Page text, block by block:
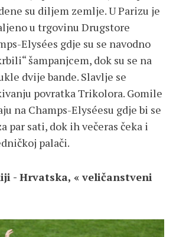
su diljem zemlje. U Parizu je
u trgovinu Drugstore
Elysées gdje su se navodno
šampanjcem, dok su se na
dvije bande. Slavlje se
povratka Trikolora. Gomile
na Champs-Elyséesu gdje bi se
par sati, dok ih večeras čeka i
palači.
- Hrvatska, « veličanstveni